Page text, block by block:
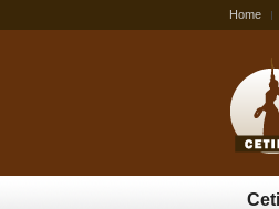
Home